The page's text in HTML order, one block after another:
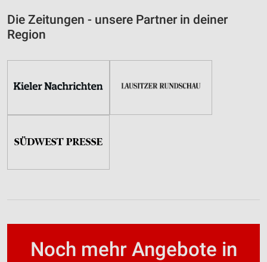
Die Zeitungen - unsere Partner in deiner
Region
Noch mehr Angebote in